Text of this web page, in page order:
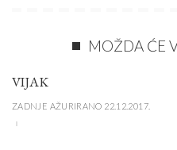
MOŽDA ĆE
VIJAK
ZADNJE AŽURIRANO 22.12.2017.